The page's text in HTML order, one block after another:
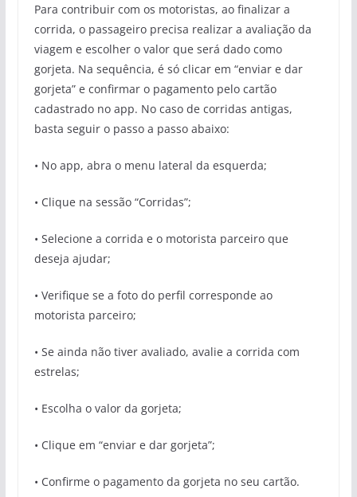
Para contribuir com os motoristas, ao finalizar a
corrida, o passageiro precisa realizar a avaliação da
viagem e escolher o valor que será dado como
gorjeta. Na sequência, é só clicar em “enviar e dar
gorjeta” e confirmar o pagamento pelo cartão
cadastrado no app. No caso de corridas antigas,
basta seguir o passo a passo abaixo:
• No app, abra o menu lateral da esquerda;
• Clique na sessão “Corridas”;
• Selecione a corrida e o motorista parceiro que
deseja ajudar;
• Verifique se a foto do perfil corresponde ao
motorista parceiro;
• Se ainda não tiver avaliado, avalie a corrida com
estrelas;
• Escolha o valor da gorjeta;
• Clique em “enviar e dar gorjeta”;
• Confirme o pagamento da gorjeta no seu cartão.